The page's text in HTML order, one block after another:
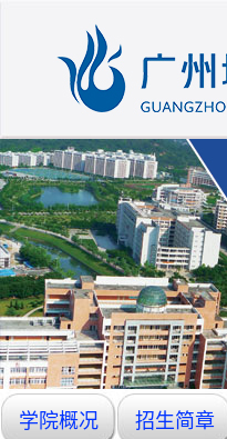
学院概况 招生简章